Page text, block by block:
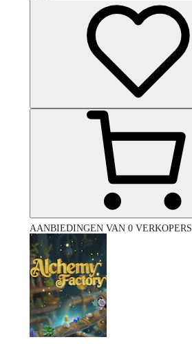
AANBIEDINGEN VAN 0 VERKOPERS